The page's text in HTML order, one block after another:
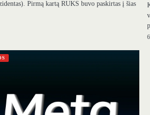
Pirmą kartą RUKS buvo paskirtas į šias